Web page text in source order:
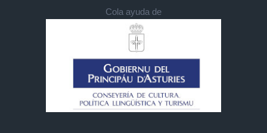
Cola ayuda de